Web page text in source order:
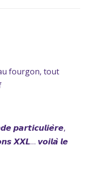
fourgon, tout
𝙥𝙖𝙧𝙩𝙞𝙘𝙪𝙡𝙞𝙚̀𝙧𝙚,
𝙓𝙓𝙇… 𝙫𝙤𝙞𝙡𝙖̀ 𝙡𝙚